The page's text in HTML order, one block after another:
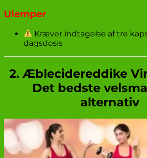
Ulemper
Kræver indtagelse af tre
dagsdosis
2. Æblecidereddike
Det bedste
alternativ